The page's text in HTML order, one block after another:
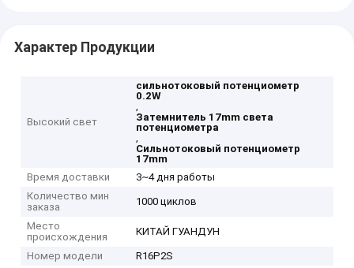
Характер Продукции
Высокий свет
сильнотоковый потенциометр
0.2W
,
Затемнитель 17mm света
потенциометра
,
Сильнотоковый потенциометр
17mm
Время доставки
3~4 дня работы
Количество мин
заказа
1000 циклов
Место
происхождения
КИТАЙ ГУАНДУН
Номер модели
R16P2S